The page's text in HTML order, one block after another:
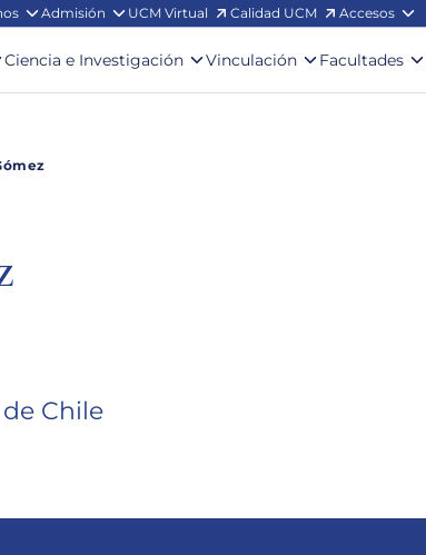
Admisión UCM Virtual Calidad UCM Accesos
Ciencia e Investigación Vinculación Facultades
Chile